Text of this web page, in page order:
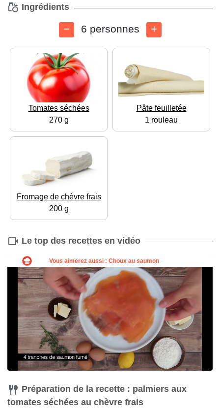
Ingrédients
6 personnes
Tomates séchées
270 g
Pâte feuilletée
1 rouleau
Fromage de chèvre frais
200 g
Le top des recettes en vidéo
Préparation de la recette : palmiers aux
tomates séchées au chèvre frais